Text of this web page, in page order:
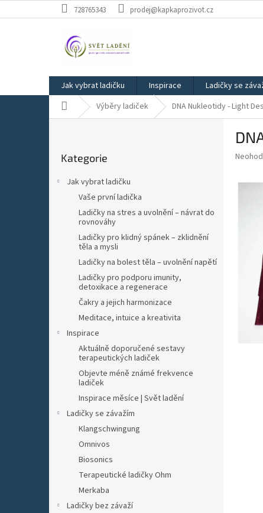
na
728765343 prodej@kapkaprozivot.cz
Jak vybrat ladičku Inspirace Ladičky se
Domů Výběry ladiček DNA Nukleotidy - Light
kategorie
Kategorie
Jak vybrat ladičku
Vaše první ladička
Ladičky na stres a uvolnění – návrat do
rovnováhy
Ladičky pro klidný spánek – zklidnění
těla a mysli
Ladičky na bolest těla – uvolnění napětí
Ladičky pro podporu imunity,
detoxikace a regenerace
Čakry a jejich harmonizace
Meditace, intuice a kreativita
Inspirace
Aktuálně doporučené sestavy
terapeutických ladiček
Objevte méně známé frekvence
ladiček
Inspirace měsíce | Svět ladění
Ladičky se závažím
Klangschwingung
Omnivos
Biosonics
Terapeutické ladičky Ohm
Merkaba
Ladičky bez závaží